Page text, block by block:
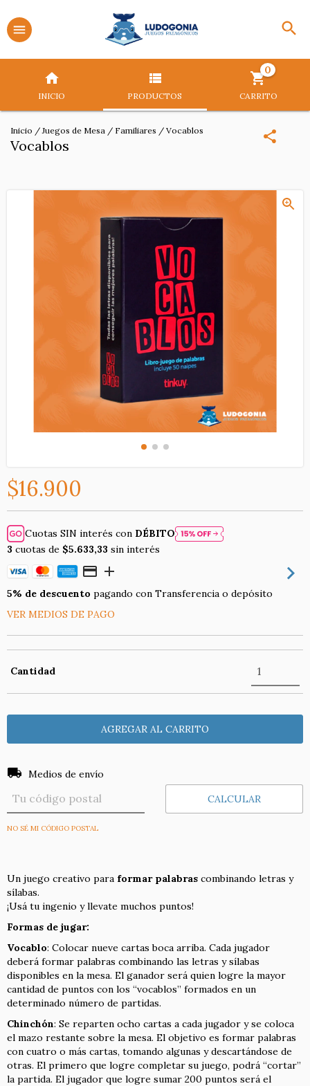
INICIO PRODUCTOS CARRITO
0
Inicio / Juegos de Mesa / Familiares / Vocablos
Vocablos
$16.900
Cuotas SIN interés con DÉBITO
3 cuotas de $5.633,33 sin interés
5% de descuento pagando con Transferencia o depósito
VER MEDIOS DE PAGO
Cantidad
Entregas para el CP:
Medios de envío
CALCULAR
NO SÉ MI CÓDIGO POSTAL
Un juego creativo para formar palabras combinando letras y
sílabas.
¡Usá tu ingenio y llevate muchos puntos!
Formas de jugar:
Vocablo: Colocar nueve cartas boca arriba. Cada jugador
deberá formar palabras combinando las letras y sílabas
disponibles en la mesa. El ganador será quien logre la mayor
cantidad de puntos con los “vocablos” formados en un
determinado número de partidas.
Chinchón: Se reparten ocho cartas a cada jugador y se coloca
el mazo restante sobre la mesa. El objetivo es formar palabras
con cuatro o más cartas, tomando algunas y descartándose de
otras. El primero que logre completar su juego, podrá “cortar”
la partida. El jugador que logre sumar 200 puntos será el